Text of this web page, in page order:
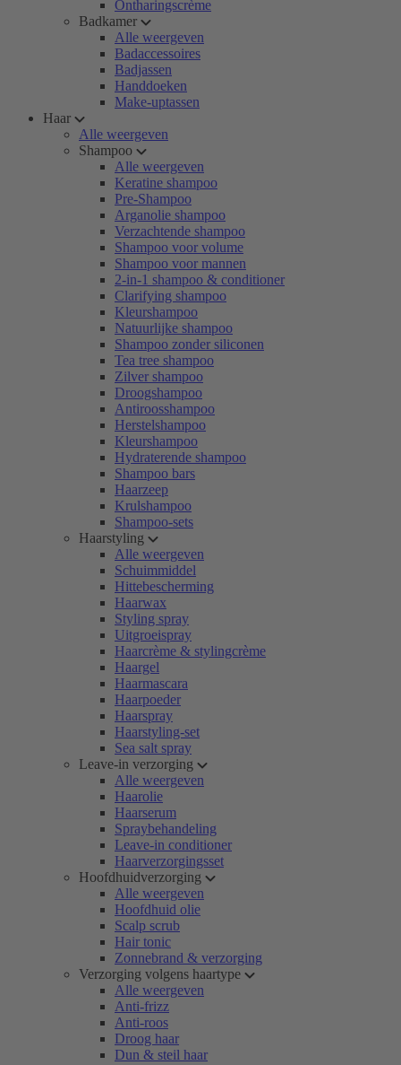
Ontharingscrème
Badkamer
Alle weergeven
Badaccessoires
Badjassen
Handdoeken
Make-uptassen
Haar
Alle weergeven
Shampoo
Alle weergeven
Keratine shampoo
Pre-Shampoo
Arganolie shampoo
Verzachtende shampoo
Shampoo voor volume
Shampoo voor mannen
2-in-1 shampoo & conditioner
Clarifying shampoo
Kleurshampoo
Natuurlijke shampoo
Shampoo zonder siliconen
Tea tree shampoo
Zilver shampoo
Droogshampoo
Antiroosshampoo
Herstelshampoo
Kleurshampoo
Hydraterende shampoo
Shampoo bars
Haarzeep
Krulshampoo
Shampoo-sets
Haarstyling
Alle weergeven
Schuimmiddel
Hittebescherming
Haarwax
Styling spray
Uitgroeispray
Haarcrème & stylingcrème
Haargel
Haarmascara
Haarpoeder
Haarspray
Haarstyling-set
Sea salt spray
Leave-in verzorging
Alle weergeven
Haarolie
Haarserum
Spraybehandeling
Leave-in conditioner
Haarverzorgingsset
Hoofdhuidverzorging
Alle weergeven
Hoofdhuid olie
Scalp scrub
Hair tonic
Zonnebrand & verzorging
Verzorging volgens haartype
Alle weergeven
Anti-frizz
Anti-roos
Droog haar
Dun & steil haar